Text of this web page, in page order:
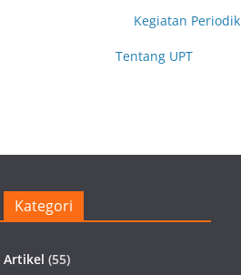
Kegiatan Periodik
Tentang UPT
Kategori
Artikel (55)